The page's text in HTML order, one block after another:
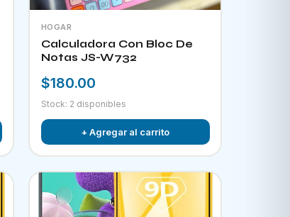
HOGAR
Calculadora Con Bloc De
Notas JS-W732
$180.00
Stock: 2 disponibles
+ Agregar al carrito